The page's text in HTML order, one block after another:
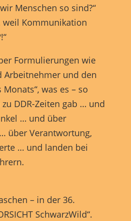
Menschen so sind?“
weil Kommunikation
Formulierungen wie
Arbeitnehmer und den
was es – so
DDR-Zeiten gab … und
… und über
über Verantwortung,
… und landen bei
– in der 36.
SchwarzWild“.
grundlegende Funktionen und sind für
Website erforderlich.
anzeigen
Drittanbietern oder Publishern
Werbung anzuzeigen. Sie tun dies, indem
und Social-Media-Plattformen werden
Cookies von externen Medien akzeptiert
diese Inhalte keiner manuellen
anzeigen
Datenschutzerklärung